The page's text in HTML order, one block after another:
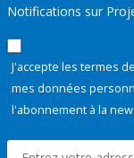
Notifications sur
J'accepte les termes
mes données
l'abonnement à la